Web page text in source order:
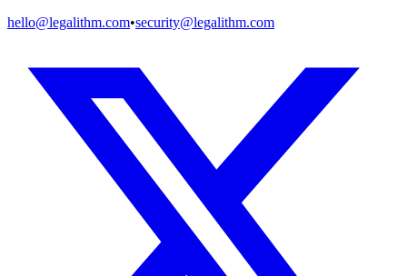
hello@legalithm.com•security@legalithm.com